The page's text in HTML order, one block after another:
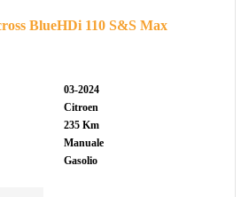
BlueHDi 110 S&S Max
03-2024
Citroen
235 Km
Manuale
Gasolio